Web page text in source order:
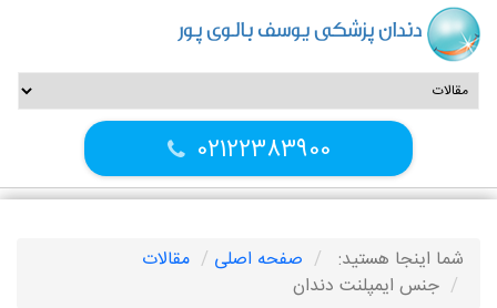
دندان پزشکی یوسف بالوی پور
02122383900
شما اینجا هستید: صفحه اصلی
مقالات
جنس ایمپلنت دندان